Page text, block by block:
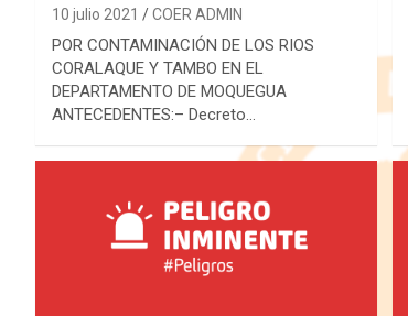
10 julio 2021 COER ADMIN
POR CONTAMINACIÓN DE LOS RIOS
CORALAQUE Y TAMBO EN EL
DEPARTAMENTO DE MOQUEGUA
ANTECEDENTES:– Decreto…